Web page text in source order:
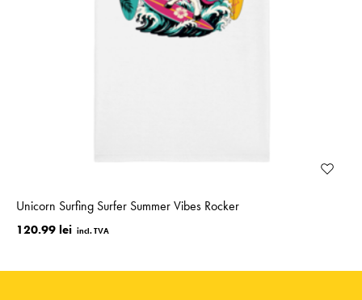
Unicorn Surfing Surfer Summer Vibes Rocker
120.99 lei